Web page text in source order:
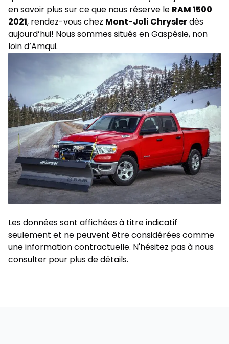
en savoir plus sur ce que nous réserve le RAM 1500
2021, rendez-vous chez Mont-Joli Chryslerdès
aujourd’hui! Nous sommes situés en Gaspésie, non
loin d’Amqui.
Les données sont affichées à titre indicatif
seulement et ne peuvent être considérées comme
une information contractuelle. N'hésitez pas à nous
consulter pour plus de détails.